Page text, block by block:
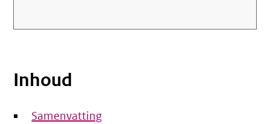
Inhoud
Samenvatting